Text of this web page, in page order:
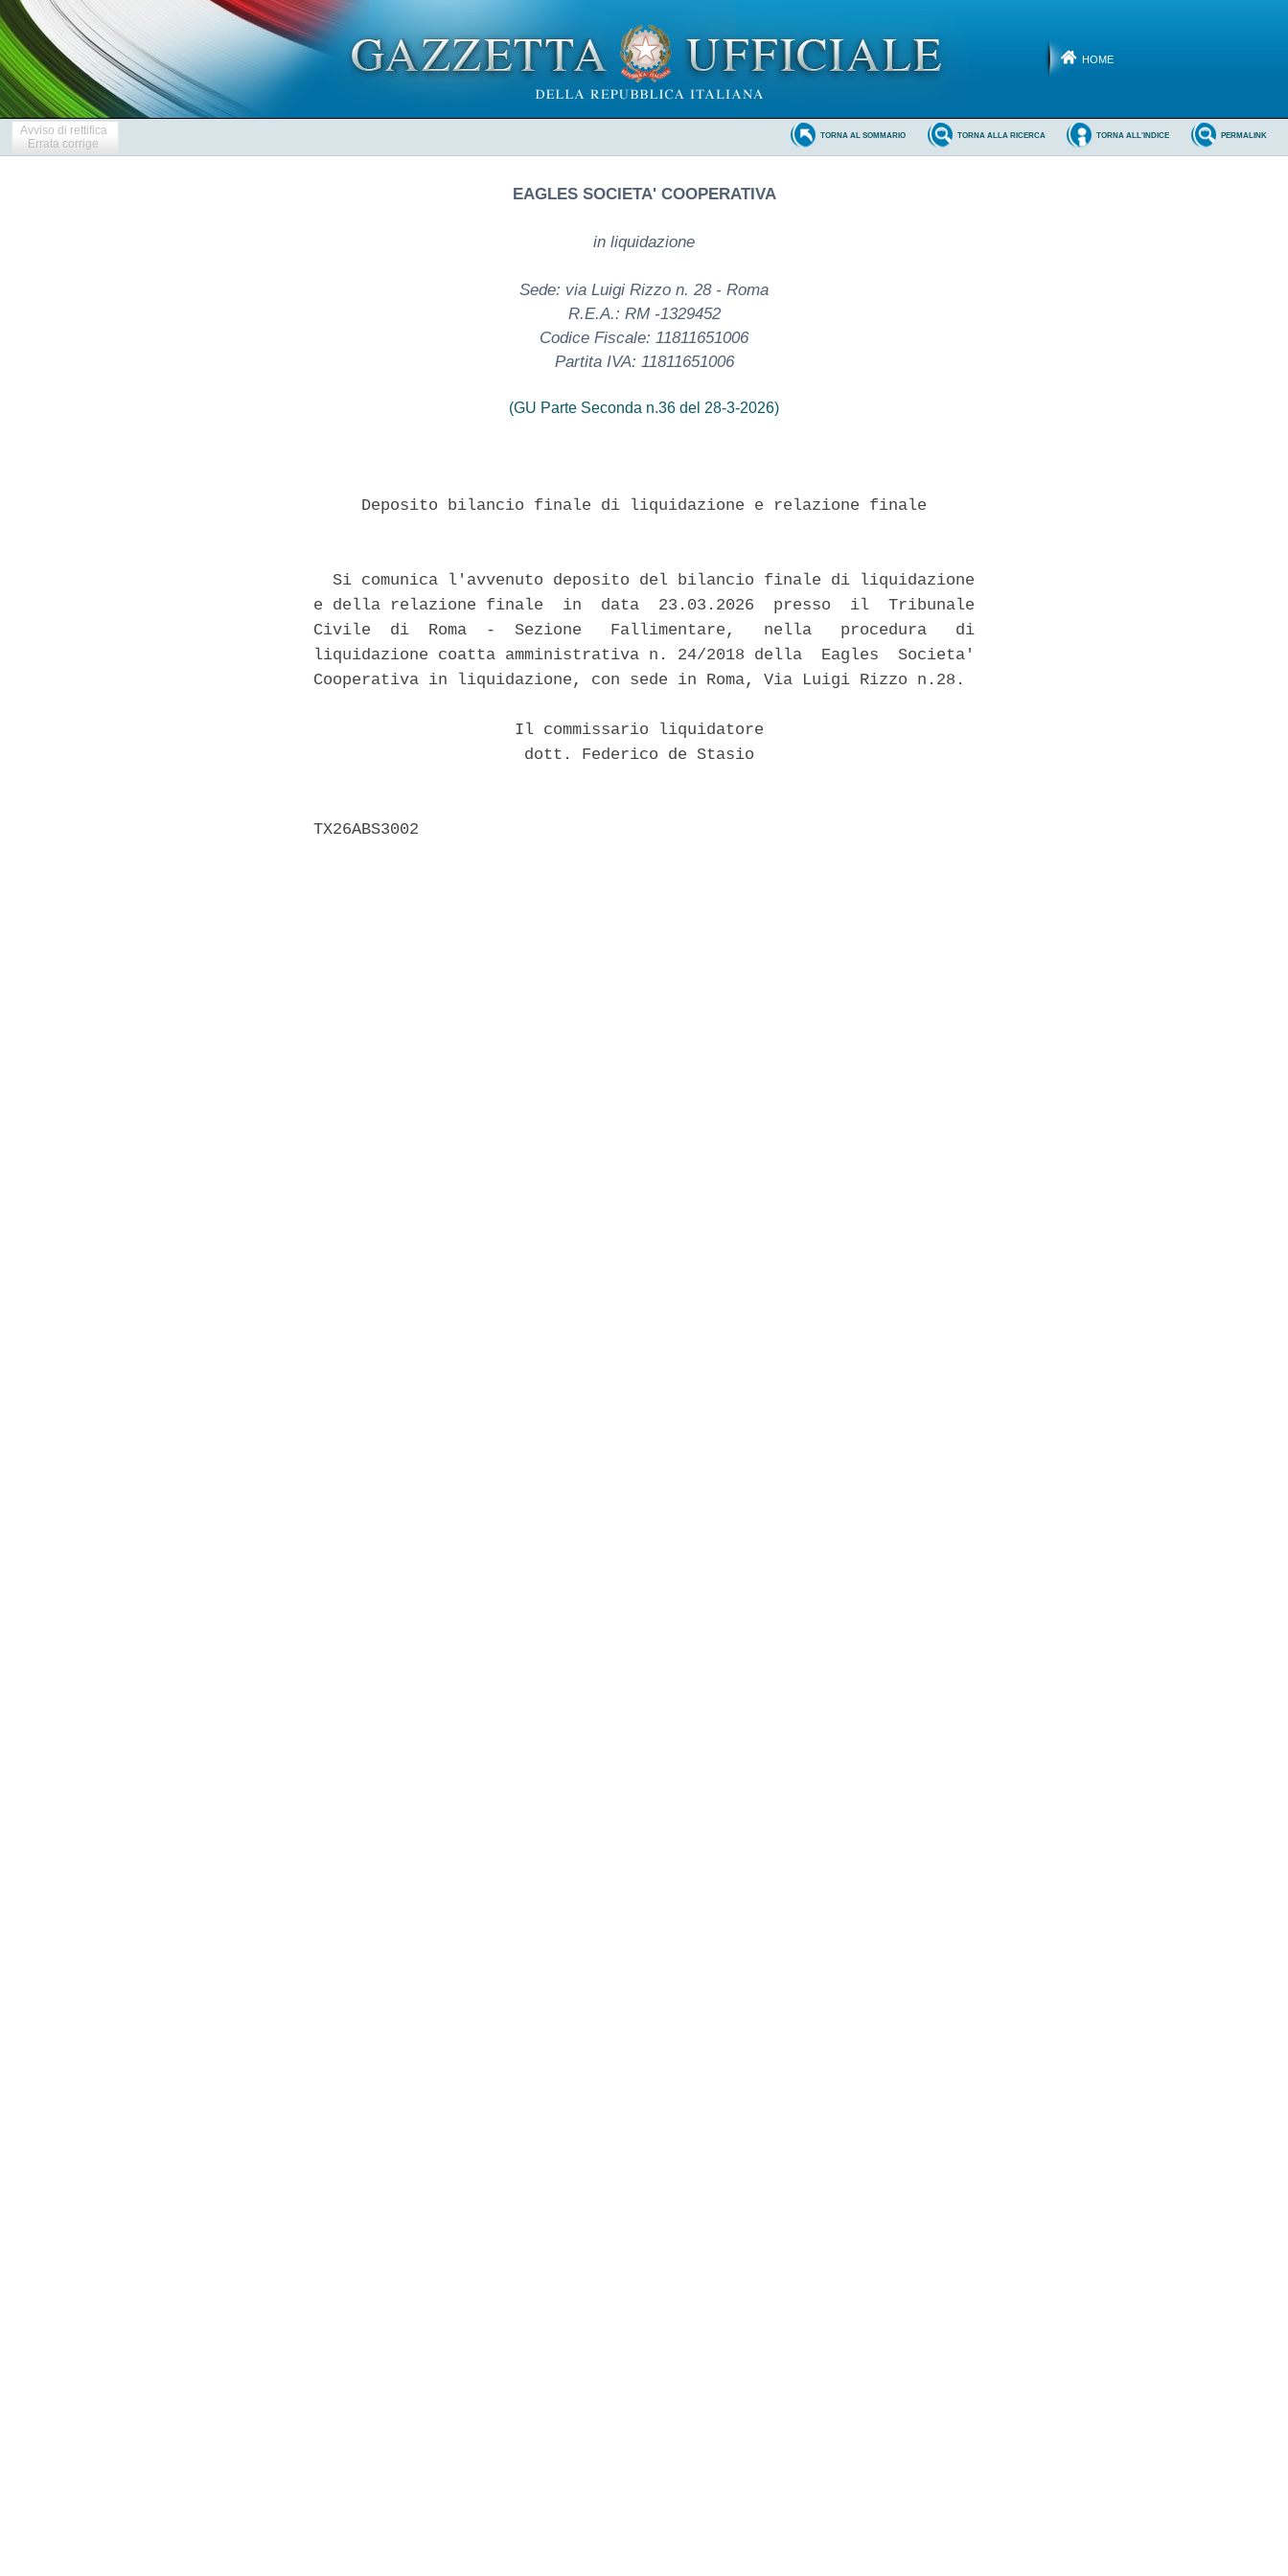
HOME
Avviso di rettifica
Errata corrige
PERMALINK
TORNA ALL'INDICE
TORNA ALLA RICERCA
TORNA AL SOMMARIO
EAGLES SOCIETA' COOPERATIVA
in liquidazione
Sede: via Luigi Rizzo n. 28 - Roma
R.E.A.: RM -1329452
Codice Fiscale: 11811651006
Partita IVA: 11811651006
(GU Parte Seconda n.36 del 28-3-2026)
     Deposito bilancio finale di liquidazione e relazione finale
  Si comunica l'avvenuto deposito del bilancio finale di liquidazione
e della relazione finale  in  data  23.03.2026  presso  il  Tribunale
Civile  di  Roma  -  Sezione   Fallimentare,   nella   procedura   di
liquidazione coatta amministrativa n. 24/2018 della  Eagles  Societa'
Cooperativa in liquidazione, con sede in Roma, Via Luigi Rizzo n.28.
                     Il commissario liquidatore
                      dott. Federico de Stasio